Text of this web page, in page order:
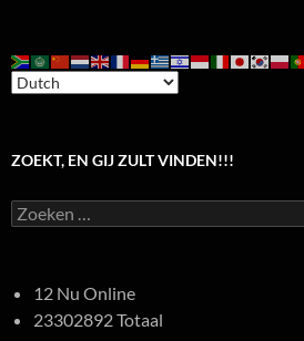
ZOEKT, EN GIJ ZULT VINDEN!!!
Zoeken
naar:
12 Nu Online
23302892 Totaal